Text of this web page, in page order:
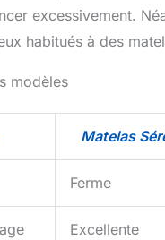
excessivement.
habitués à des
modèles
Matelas
Ferme
Excellente